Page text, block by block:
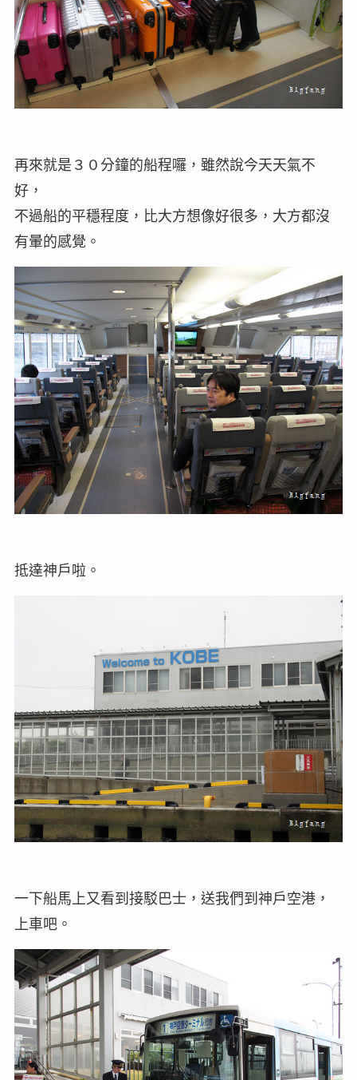
再來就是３０分鐘的船程囉，雖然說今天天氣不
好，
不過船的平穩程度，比大方想像好很多，大方都沒
有暈的感覺。
抵達神戶啦。
一下船馬上又看到接駁巴士，送我們到神戶空港，
上車吧。